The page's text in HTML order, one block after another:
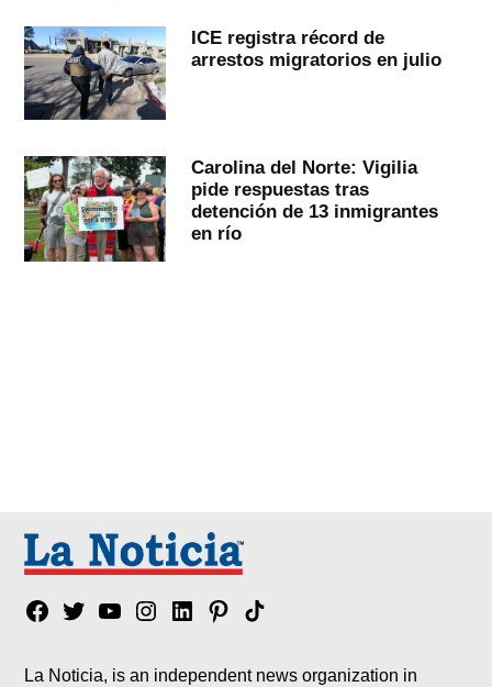
ICE registra récord de
arrestos migratorios en julio
Carolina del Norte: Vigilia
pide respuestas tras
detención de 13 inmigrantes
en río
Facebook
TwitterYouTubeInstagram
LinkedinPinterest
Tik
La Noticia, is an independent news organization in